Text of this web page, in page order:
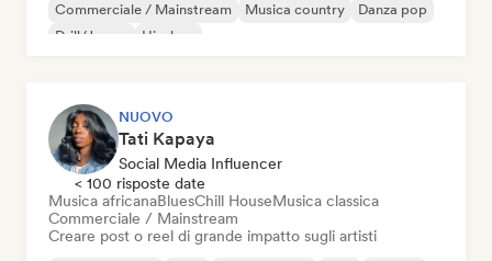
Commerciale / Mainstream
Musica country
Danza pop
Drill/Jersey
Hip-hop
NUOVO
Tati Kapaya
Social Media Influencer
< 100 risposte date
Musica africanaBluesChill HouseMusica classica
Commerciale / Mainstream
Creare post o reel di grande impatto sugli artisti